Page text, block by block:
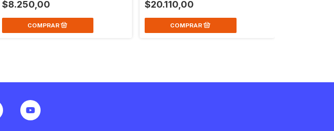
$8.250,00 $20.110,00